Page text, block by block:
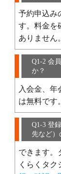
予約申込み
す。料金を
ありません。
Q1-2 会
か？
入会金、年
は無料です。
Q1-3 登
先など）
できます。
くらくタク